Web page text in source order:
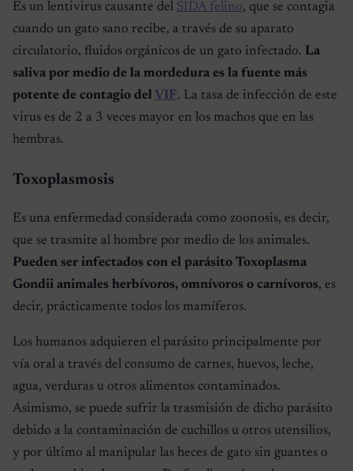
Es un lentivirus causante del SIDA felino, que se contagia
cuando un gato sano recibe, a través de su aparato
circulatorio, fluidos orgánicos de un gato infectado. La
saliva por medio de la mordedura es la fuente más
potente de contagio delVIF. La tasa de infección de este
virus es de 2 a 3 veces mayor en los machos que en las
hembras.
Toxoplasmosis
Es una enfermedad considerada como zoonosis, es decir,
que se trasmite al hombre por medio de los animales.
Pueden ser infectados con el parásito Toxoplasma
Gondii animales herbívoros, omnívoros o carnívoros, es
decir, prácticamente todos los mamíferos.
Los humanos adquieren el parásito principalmente por
vía oral a través del consumo de carnes, huevos, leche,
agua, verduras u otros alimentos contaminados.
Asimismo, se puede sufrir la trasmisión de dicho parásito
debido a la contaminación de cuchillos u otros utensilios,
y por último al manipular las heces de gato sin guantes o